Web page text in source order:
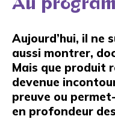
Aujourd’hui, il ne
aussi montrer,
Mais que produit
devenue
preuve ou
en profondeur